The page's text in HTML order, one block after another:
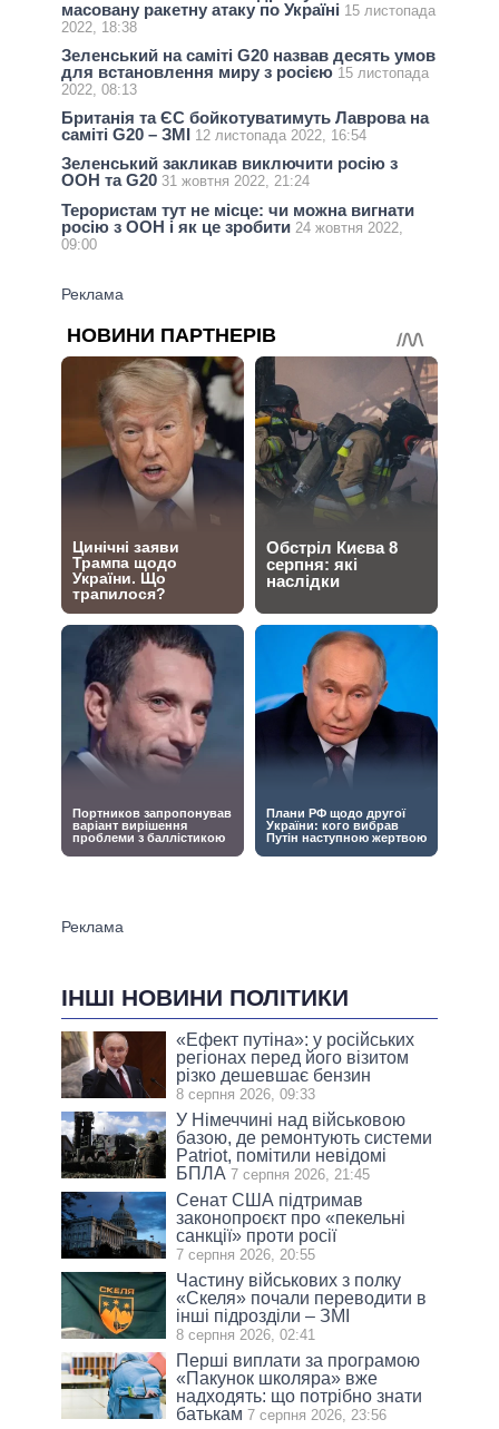
масовану ракетну атаку по Україні 15 листопада
2022, 18:38
Зеленський на саміті G20 назвав десять умов
для встановлення миру з росією 15 листопада
2022, 08:13
Британія та ЄС бойкотуватимуть Лаврова на
саміті G20 – ЗМІ 12 листопада 2022, 16:54
Зеленський закликав виключити росію з
ООН та G20 31 жовтня 2022, 21:24
Терористам тут не місце: чи можна вигнати
росію з ООН і як це зробити 24 жовтня 2022,
09:00
ІНШІ НОВИНИ ПОЛІТИКИ
«Ефект путіна»: у російських
регіонах перед його візитом
різко дешевшає бензин
8 серпня 2026, 09:33
У Німеччині над військовою
базою, де ремонтують системи
Patriot, помітили невідомі
БПЛА 7 серпня 2026, 21:45
Сенат США підтримав
законопроєкт про «пекельні
санкції» проти росії
7 серпня 2026, 20:55
Частину військових з полку
«Скеля» почали переводити в
інші підрозділи – ЗМІ
8 серпня 2026, 02:41
Перші виплати за програмою
«Пакунок школяра» вже
надходять: що потрібно знати
батькам 7 серпня 2026, 23:56